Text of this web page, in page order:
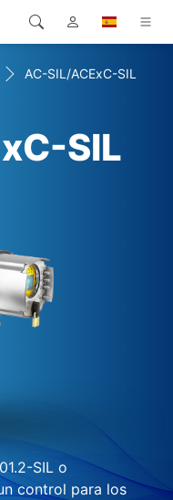
AC-SIL/ACExC-SIL
SIL
SIL o
control para los